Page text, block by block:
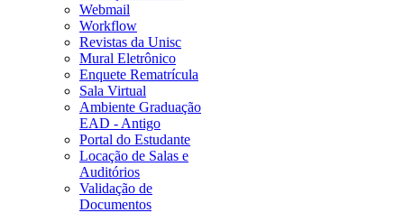
Webmail
Workflow
Revistas da Unisc
Mural Eletrônico
Enquete Rematrícula
Sala Virtual
Ambiente Graduação
EAD - Antigo
Portal do Estudante
Locação de Salas e
Auditórios
Validação de
Documentos